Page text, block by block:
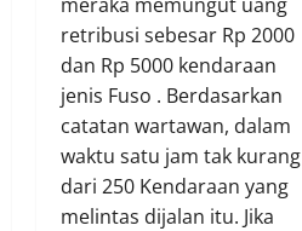
retribusi sebesar Rp 2000
dan Rp 5000 kendaraan
jenis Fuso . Berdasarkan
catatan wartawan, dalam
waktu satu jam tak kurang
dari 250 Kendaraan yang
melintas dijalan itu. Jika